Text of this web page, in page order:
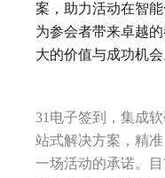
案，助力活动在智
为参会者带来卓越
大的价值与成功机会
31电子签到，集成
站式解决方案，精
一场活动的承诺。